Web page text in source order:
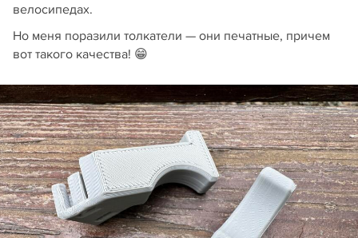
велосипедах.
Но меня поразили толкатели — они печатные, причем
вот такого качества! 😁